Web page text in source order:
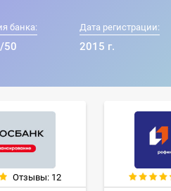
банка:
50
Дата регистрации:
2015 г.
Отзывы: 12